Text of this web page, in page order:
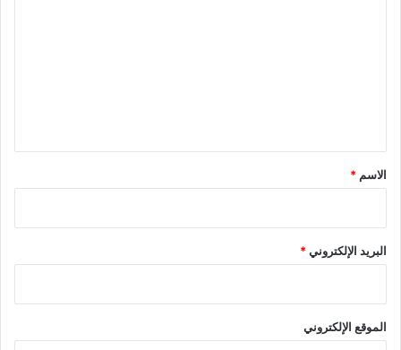
*
الاسم *
البريد الإلكتروني*
الموقع الإلكتروني